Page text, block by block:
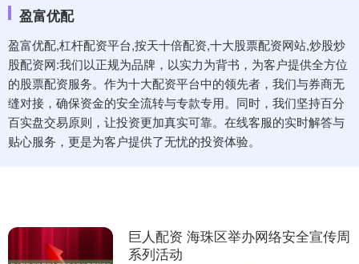
盈富优配
盈富优配,杠杆配资平台,按天十倍配资,十大股票配资网站,炒股炒
股配资网:我们以正规为品牌，以实力为背书，为客户提供全方位
的股票配资服务。作为十大配资平台中的领先者，我们与券商无
缝对接，确保资金的安全流转与专款专用。同时，我们坚持百分
百实盘交易原则，让投资更加真实可靠。在线客服的实时解答与
贴心服务，更是为客户提供了无忧的投资体验。
巨人配资 海珠区举办网络安全宣传周
系列活动